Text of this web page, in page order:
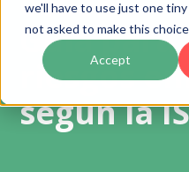
we'll have to use just one
not asked to make this
Accept
Guía para
riesgos
según la